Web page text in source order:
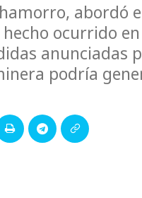
abordó
ocurrido
anunciadas
podría